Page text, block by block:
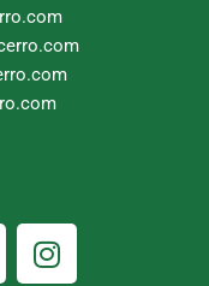
I
n